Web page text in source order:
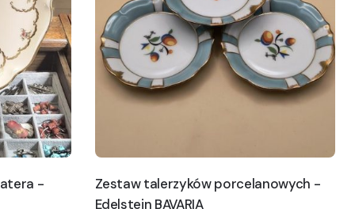
-
Zestaw talerzyków porcelanowych -
Edelstein BAVARIA